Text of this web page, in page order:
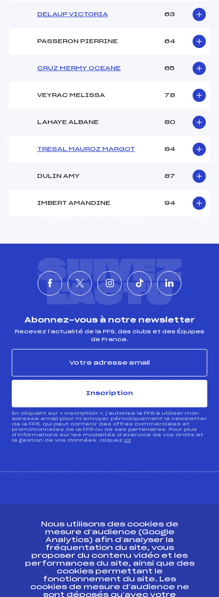
DELAUP VICTORIA 63
PASSERON PIERRINE 64
CRUZ MERMY OCEANE 65
VEYRAC MELISSA 78
LAHAYE ALBANE 80
TRESAL MAUROZ MARGOT 84
DULIN AMY 87
IMBERT AMANDINE 94
SUIVEZ
L'ACTU
Abonnez-vous à notre newsletter
Recevez l’actualité de la FFS, des clubs et des Équipes
de France.
Inscription
En cliquant sur « inscription », j’autorise la FFS à utiliser mon
adresse email pour m’envoyer périodiquement la newsletter
de la FFS, qui peut contenir des offres commerciales et
promotionnelles de la FFS ou de ses partenaires. Pour plus
d’informations sur les modalités d’exercice de vos droits et
la gestion de vos données, cliquez ici
Ressources
Pass’Neige
Projet sportif fédéral
Projet de performance fédéral
Nous utilisons des cookies de
mesure d’audience (Google
Analytics) afin d’analyser la
fréquentation du site, vous
proposer du contenu vidéo et les
performances du site, ainsi que des
cookies permettant le
fonctionnement du site. Les
cookies de mesure d’audience ne
sont déposés qu’avec votre